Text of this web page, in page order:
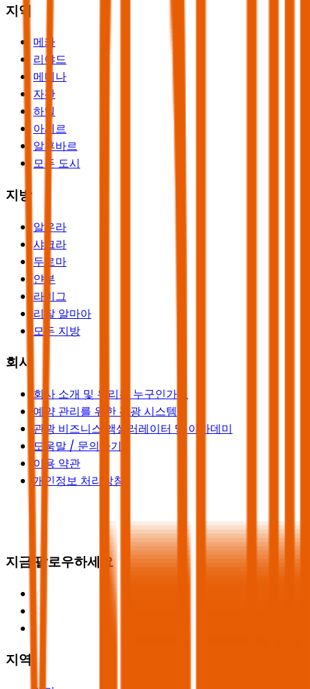
지역
메카
리야드
메디나
자잔
하일
아시르
알후바르
모든 도시
지방
알우라
샤크라
두르마
얀부
라비그
리잘 알마아
모든 지방
회사
회사 소개 및 우리는 누구인가요
예약 관리를 위한 관광 시스템
관광 비즈니스 액셀러레이터 및 아카데미
도움말 / 문의하기
이용 약관
개인정보 처리방침
지금 팔로우하세요
지역